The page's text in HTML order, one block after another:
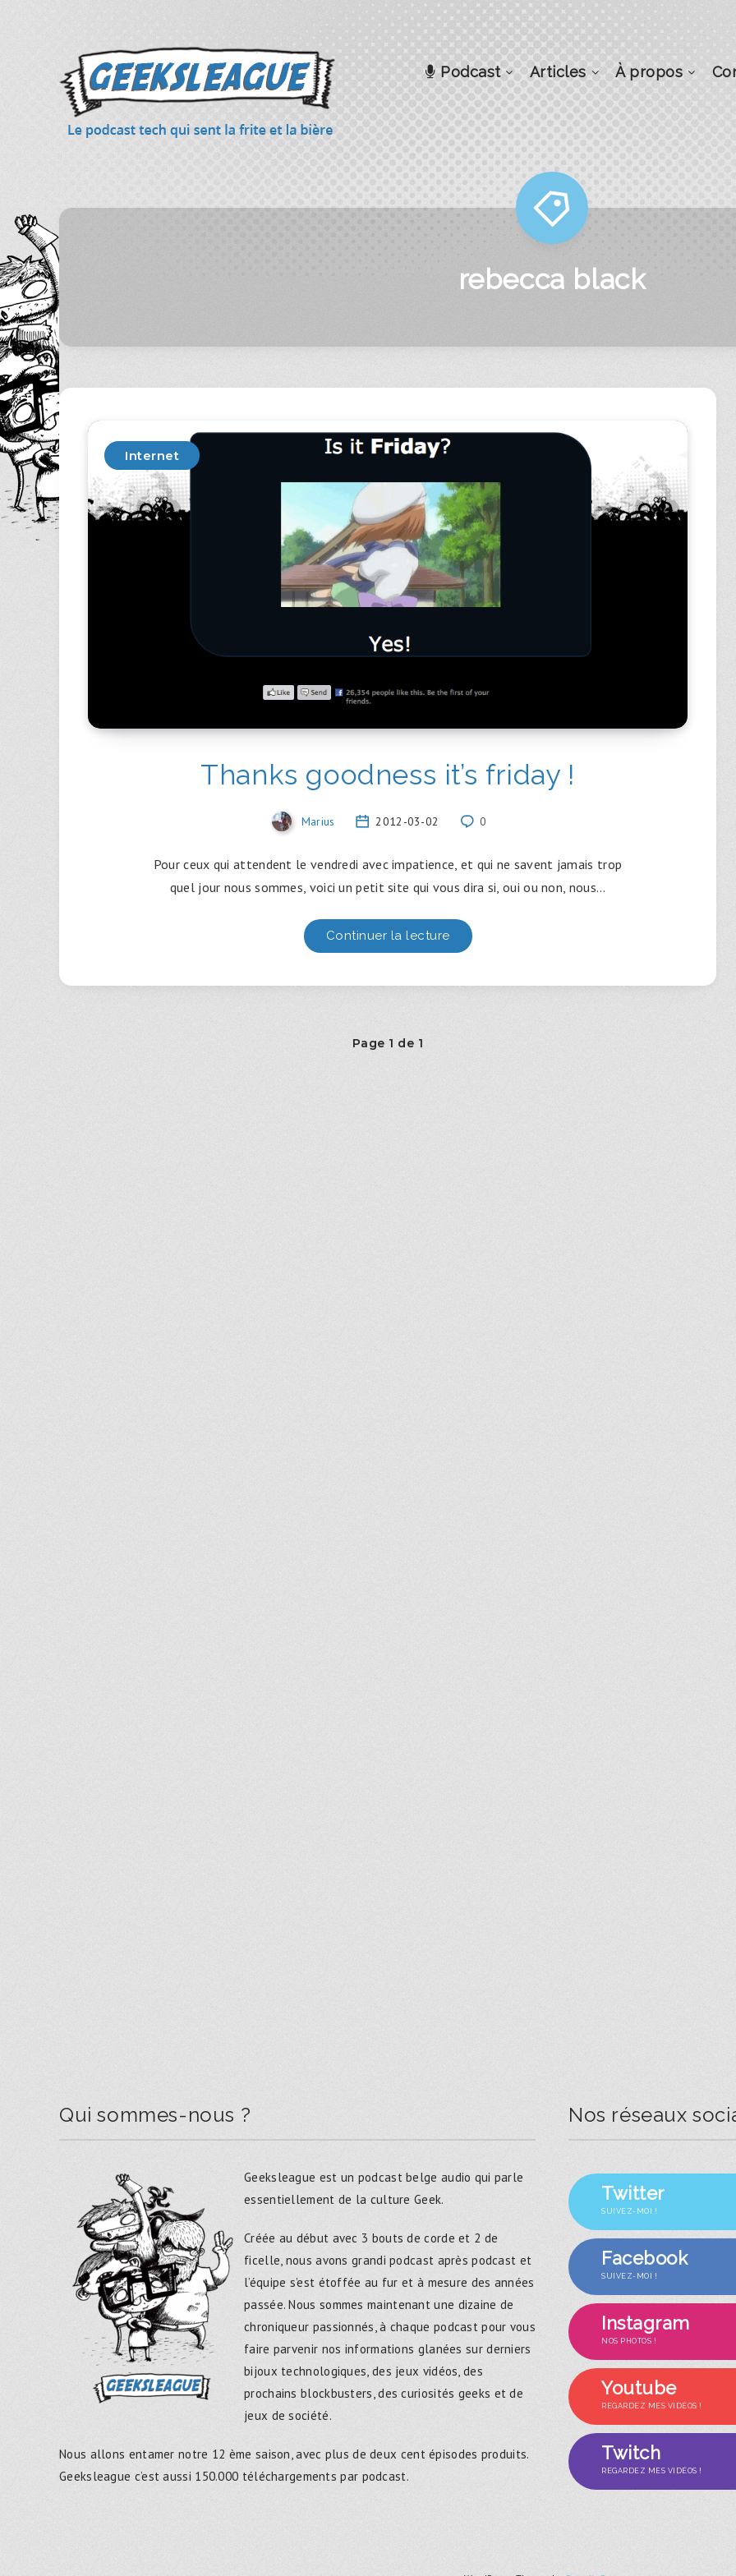
Podcast Articles À propos
rebecca black
Internet
Thanks goodness it’s friday !
Marius 2012-03-02 0
Pour ceux qui attendent le vendredi avec impatience, et qui ne savent jamais trop
quel jour nous sommes, voici un petit site qui vous dira si, oui ou non, nous…
Continuer la lecture
Page 1 de 1
Qui sommes-nous ?
Geeksleague est un podcast belge audio qui parle
essentiellement de la culture Geek.
Créée au début avec 3 bouts de corde et 2 de
ficelle, nous avons grandi podcast après podcast et
l’équipe s’est étoffée au fur et à mesure des années
passée. Nous sommes maintenant une dizaine de
chroniqueur passionnés, à chaque podcast pour vous
faire parvenir nos informations glanées sur derniers
bijoux technologiques, des jeux vidéos, des
prochains blockbusters, des curiosités geeks et de
jeux de société.
Nous allons entamer notre 12 ème saison, avec plus de deux cent épisodes produits.
Geeksleague c’est aussi 150.000 téléchargements par podcast.
Nos réseaux
Twitter
SUIVEZ-MOI !
Facebook
SUIVEZ-MOI !
Instagram
NOS PHOTOS !
Youtube
REGARDEZ MES VIDÉOS !
Twitch
REGARDEZ MES VIDÉOS !